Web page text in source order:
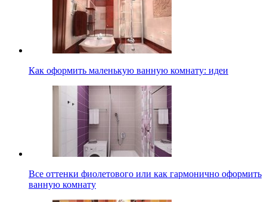
Как оформить маленькую ванную комнату: идеи
Все оттенки фиолетового или как гармонично оформить
ванную комнату